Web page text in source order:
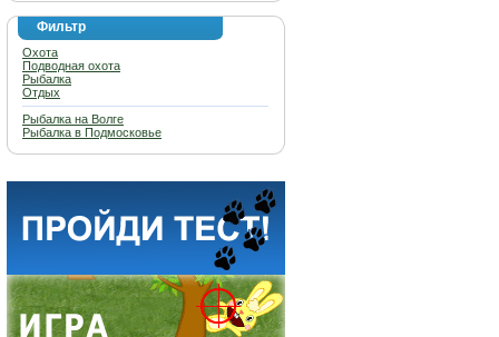
Фильтр
Охота
Подводная охота
Рыбалка
Отдых
Рыбалка на Волге
Рыбалка в Подмосковье